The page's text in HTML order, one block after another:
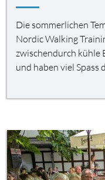
Die sommerlichen
Nordic Walking
zwischendurch kühle
und haben viel Spass